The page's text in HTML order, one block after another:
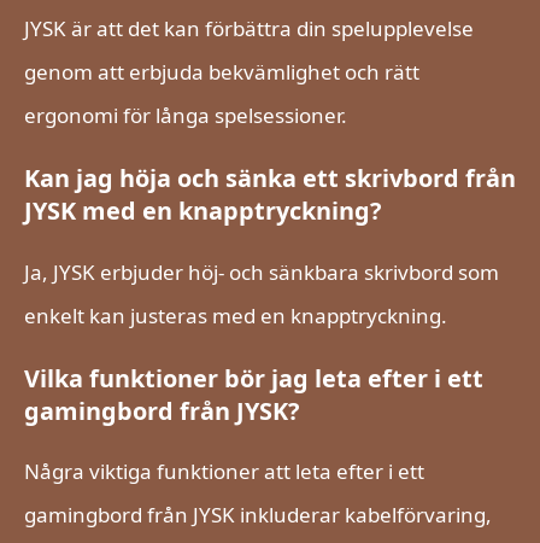
JYSK är att det kan förbättra din spelupplevelse
genom att erbjuda bekvämlighet och rätt
ergonomi för långa spelsessioner.
Kan jag höja och sänka ett skrivbord från
JYSK med en knapptryckning?
Ja, JYSK erbjuder höj- och sänkbara skrivbord som
enkelt kan justeras med en knapptryckning.
Vilka funktioner bör jag leta efter i ett
gamingbord från JYSK?
Några viktiga funktioner att leta efter i ett
gamingbord från JYSK inkluderar kabelförvaring,